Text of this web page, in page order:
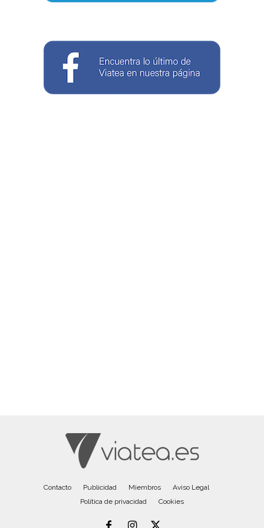
Contacto Publicidad Miembros
Aviso Legal
Política de privacidad
Cookies